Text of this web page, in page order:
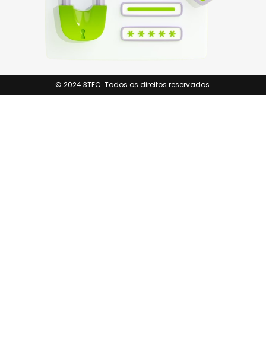
© 2024 3TEC. Todos os direitos reservados.